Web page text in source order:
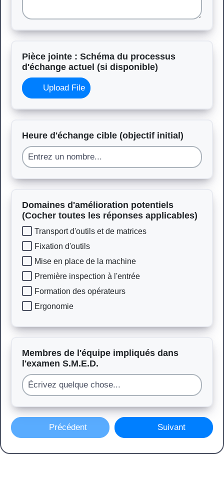
Pièce jointe : Schéma du processus
d'échange actuel (si disponible)
Upload File
Heure d'échange cible (objectif initial)
Domaines d'amélioration potentiels
(Cocher toutes les réponses applicables)
Transport d'outils et de matrices
Fixation d'outils
Mise en place de la machine
Première inspection à l'entrée
Formation des opérateurs
Ergonomie
Membres de l'équipe impliqués dans
l'examen S.M.E.D.
Précédent Suivant